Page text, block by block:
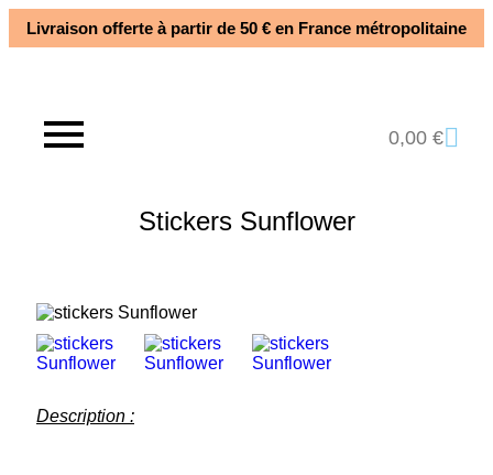
Livraison offerte à partir de 50 € en France métropolitaine​
0,00 €
Stickers Sunflower
Description :